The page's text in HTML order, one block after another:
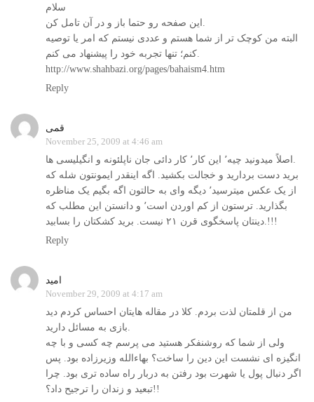
سلام
اين صفحه رو حتما باز و در آن تامل کن.
البته من کوچک تر از شما هستم و عددی نيستم که امر يا توصيه
کنم؛ تنها تجربه خود را پيشنهاد می کنم.
http://www.shahbazi.org/pages/bahaism4.htm
Reply
قمی
November 25, 2009 at 4:46 am
اصلاً میدونید چیه٬ این کار٬ کار دائی جان ناپلئونه و انگیلیسی ها.
برید دست بردارید و خجالت بکشید. اگه اینقدر ایمونتون شله که
از یک عکس میترسید٬ دیگه وای به حالتون اگه بگیم یک مناظره
بگذارید. ترستون از کم اوردن است٬ و دانستن این مطلب که
دینتان پاسخگوی قرن ۲۱ نیست. برید کشکتان را بسابید.!!!
Reply
امید
November 29, 2009 at 4:17 am
من از قلمتان لذت بردم. کلا در مقاله هایتان احساس کردم دید
بازی به مسائل دارید.
ولی از شما که روشنفکر هستید می پرسم چه کسی و با چه
انگیزه ای نشست این دین را ساخت؟ بهاءالله وزیرزاده بود. پس
اگر دنبال پول یا شهرت بود رفتن به دربار راه ساده تری بود. چرا
تبعید و زندان را ترجیح داد؟!!